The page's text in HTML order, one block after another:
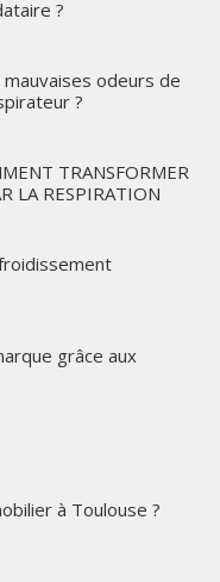
?
odeurs de
?
TRANSFORMER
LA RESPIRATION
grâce aux
à Toulouse ?